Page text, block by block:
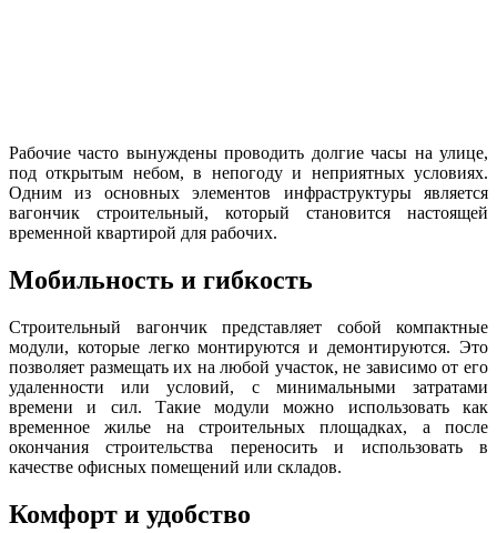
Рабочие часто вынуждены проводить долгие часы на улице,
под открытым небом, в непогоду и неприятных условиях.
Одним из основных элементов инфраструктуры является
вагончик строительный, который становится настоящей
временной квартирой для рабочих.
Мобильность и гибкость
Строительный вагончик представляет собой компактные
модули, которые легко монтируются и демонтируются. Это
позволяет размещать их на любой участок, не зависимо от его
удаленности или условий, с минимальными затратами
времени и сил. Такие модули можно использовать как
временное жилье на строительных площадках, а после
окончания строительства переносить и использовать в
качестве офисных помещений или складов.
Комфорт и удобство